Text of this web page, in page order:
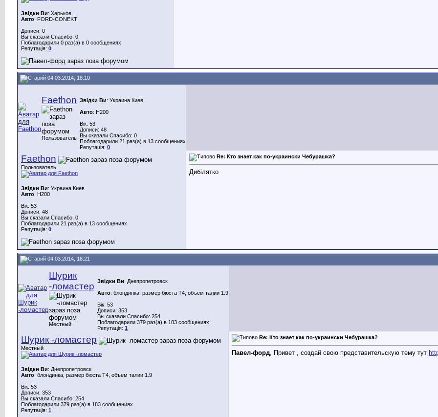
Звідки Ви: Харьков
Авто: FORD-CONEKT
Дописи: 0
Вы сказали Спасибо: 0
Поблагодарили 0 раз(а) в 0 сообщениях
Репутація: 0
04.03.2014, 18:10
Faethon
Пользователь
Звідки Ви: Украина Киев
Авто: Н200
Вік: 53
Дописи: 48
Вы сказали Спасибо: 0
Поблагодарили 21 раз(а) в 13 сообщениях
Репутація: 0
Faethon
Пользователь
Звідки Ви: Украина Киев
Авто: Н200
Вік: 53
Дописи: 48
Вы сказали Спасибо: 0
Поблагодарили 21 раз(а) в 13 сообщениях
Репутація: 0
Re: Кто знает как по-украински Чебурашка?
Дибілятко
04.03.2014, 18:21
Шурик
-ломастер
Местный
Звідки Ви: Днепропетровск
Авто: блондинка, размер бюста Т4, объем талии 1.9
Вік: 53
Дописи: 353
Вы сказали Спасибо: 254
Поблагодарили 379 раз(а) в 183 сообщениях
Репутація: 1
Шурик -ломастер
Местный
Звідки Ви: Днепропетровск
Авто: блондинка, размер бюста Т4, объем талии 1.9
Вік: 53
Дописи: 353
Вы сказали Спасибо: 254
Поблагодарили 379 раз(а) в 183 сообщениях
Репутація: 1
Re: Кто знает как по-украински Чебурашка?
Павел-форд , Привет , создай свою представительскую тему тут